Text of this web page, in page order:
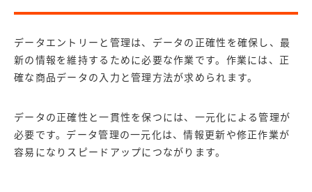
データエントリーと管理は、データの正確性を確保し、最
新の情報を維持するために必要な作業です。作業には、正
確な商品データの入力と管理方法が求められます。
データの正確性と一貫性を保つには、一元化による管理が
必要です。データ管理の一元化は、情報更新や修正作業が
容易になりスピードアップにつながります。